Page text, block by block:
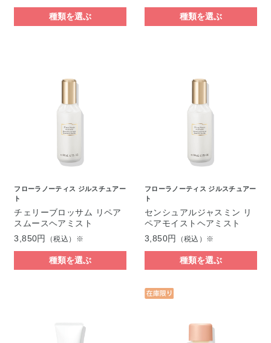
種類を選ぶ 種類を選ぶ
フローラノーティス ジルスチュアー
ト
チェリーブロッサム リペア
スムースヘアミスト
3,850円
（税込）※
種類を選ぶ
フローラノーティス ジルスチュアー
ト
センシュアルジャスミン リ
ペアモイストヘアミスト
3,850円
（税込）※
種類を選ぶ